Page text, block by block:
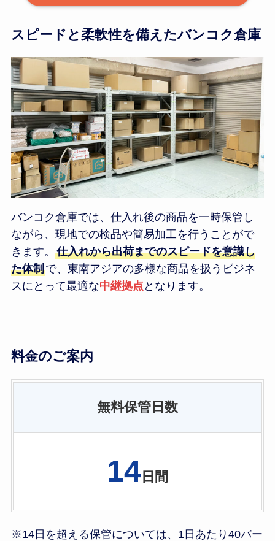
スピードと柔軟性を備えたバンコク倉庫
バンコク倉庫では、仕入れ後の商品を一時保管し
ながら、現地での検品や簡易加工を行うことがで
きます。 仕入れから出荷までのスピードを意識し
た体制で、東南アジアの多様な商品を扱うビジネ
スにとって最適な中継拠点 となります。
料金のご案内
無料保管日数
14 日間
※14日を超える保管については、1日あたり40バー